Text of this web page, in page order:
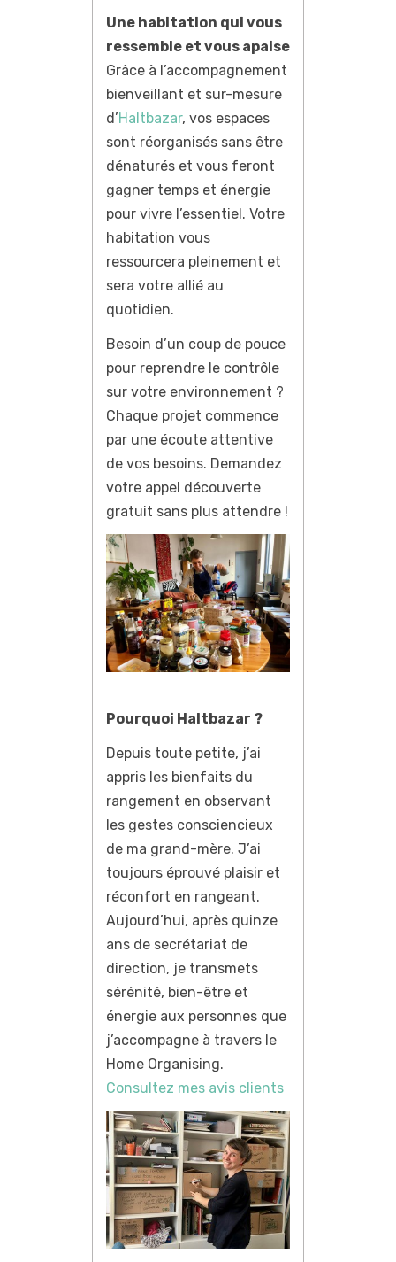
Une habitation qui vous
ressemble et vous apaise
Grâce à l’accompagnement
bienveillant et sur-mesure
d’Haltbazar, vos espaces
sont réorganisés sans être
dénaturés et vous feront
gagner temps et énergie
pour vivre l’essentiel. Votre
habitation vous
ressourcera pleinement et
sera votre allié au
quotidien.
Besoin d’un coup de pouce
pour reprendre le contrôle
sur votre environnement ?
Chaque projet commence
par une écoute attentive
de vos besoins. Demandez
votre appel découverte
gratuit sans plus attendre !
Pourquoi Haltbazar ?
Depuis toute petite, j’ai
appris les bienfaits du
rangement en observant
les gestes consciencieux
de ma grand-mère. J’ai
toujours éprouvé plaisir et
réconfort en rangeant.
Aujourd’hui, après quinze
ans de secrétariat de
direction, je transmets
sérénité, bien-être et
énergie aux personnes que
j’accompagne à travers le
Home Organising.
Consultez mes avis clients